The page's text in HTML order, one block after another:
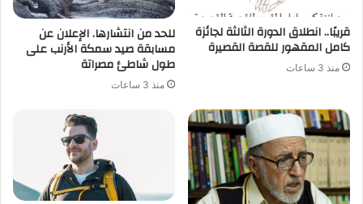
قريبًا.. انطلاق الدورة الثالثة لجائزة
كامل المقهور للقصة القصيرة
منذ 3 ساعات
للحد من انتشارها. الإعلان عن
مسابقة صيد سمكة الأرنب على
طول شاطئ مصراتة
منذ 3 ساعات